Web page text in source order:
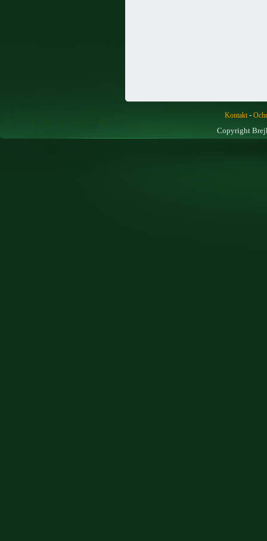
Kontakt-
Copyright